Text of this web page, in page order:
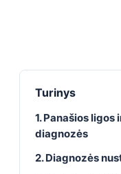
Turinys
1. Panašios
diagnozės
2. Diagnozės